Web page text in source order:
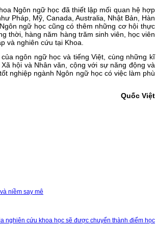
Ngôn ngữ học đã thiết lập mối quan hệ hợp
Pháp, Mỹ, Canada, Australia, Nhật Bản, Hàn
ngữ học cũng có thêm những cơ hội thực
thời, hàng năm hàng trăm sinh viên, học viên
và nghiên cứu tại Khoa.
ngôn ngữ học và tiếng Việt, cùng những kĩ
hội và Nhân văn, cộng với sự năng động và
nghiệp ngành Ngôn ngữ học có việc làm phù
Quốc Việt
niềm say mê
nghiên cứu khoa học sẽ được chuyển thành điểm học